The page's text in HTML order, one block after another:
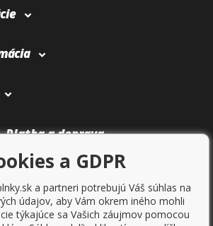
Platba a doprava
a GDPR
a partneri potrebujú Váš súhlas na
údajov, aby Vám okrem iného mohli
týkajúce sa Vašich záujmov pomocou